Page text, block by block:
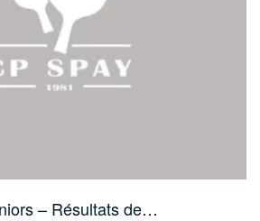
– Résultats de…